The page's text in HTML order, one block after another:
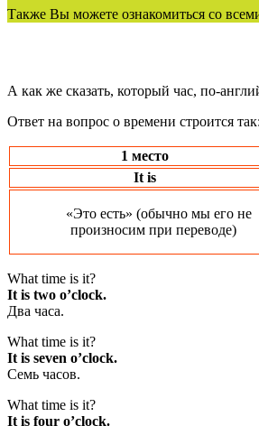
Также Вы можете ознакомиться со
А как же сказать, который час, по-
Ответ на вопрос о времени строится так:
1 место
It is
«Это есть» (обычно мы его не
произносим при переводе)
What time is it?
It is two o’clock.
Два часа.
What time is it?
It is seven o’clock.
Семь часов.
What time is it?
It is four o’clock.